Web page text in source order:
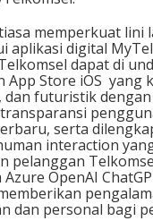
memperkuat lini
aplikasi digital
dapat di
App Store iOS yang
dan futuristik
serta
interaction
pelanggan
OpenAI
dan personal bagi